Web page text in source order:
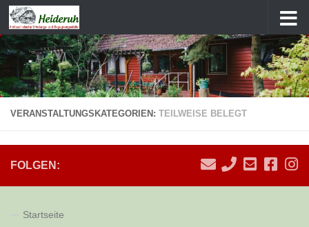
Zum Inhalt springen
VERANSTALTUNGSKATEGORIEN: TEILWEISE BELEGT
FOLGEN:
Startseite